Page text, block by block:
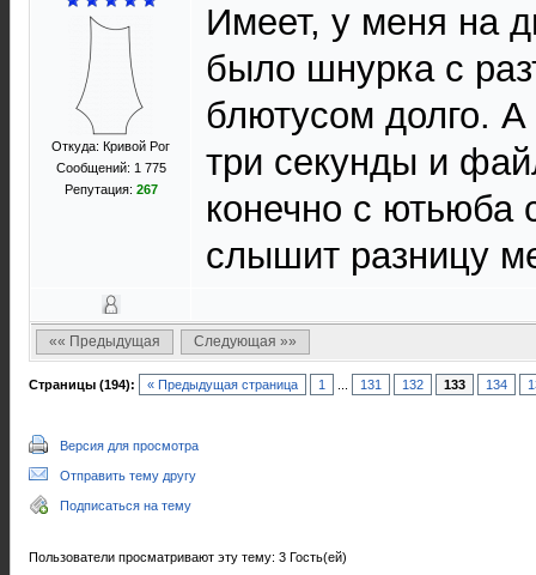
Откуда: Кривой Рог
Сообщений: 1 775
Репутация: 267
Имеет, у меня на
было шнурка с
блютусом долго.
три секунды и
конечно с ютьюба
слышит разницу
«« Предыдущая Следующая »»
Страницы (194): « Предыдущая страница 1 131 132 133 134
Версия для просмотра
Отправить тему другу
Подписаться на тему
Пользователи просматривают эту тему: 3 Гость(ей)